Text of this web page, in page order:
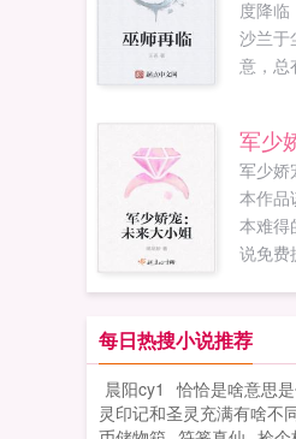
度降临
沙兰于
意，总
军少
军少娇
本作品
本难得
说免费
每日热搜小说推荐
晨阳cy1 恰恰是啥意思
灵印记和圣灵充满有啥不